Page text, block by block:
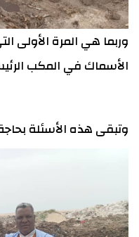
وربما هي المرة الأولى
الأسماك في المكب
وتبقى هذه الأسئلة